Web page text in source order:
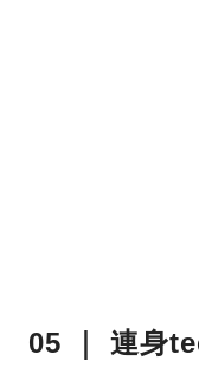
05 ｜ 連身